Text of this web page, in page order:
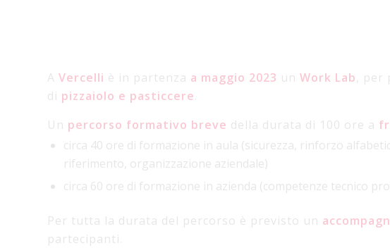
A Vercelli è in partenza a maggio 2023 un Work Lab ,
di pizzaiolo e pasticcere
Un percorso formativo breve della durata di 100 ore a
circa 40 ore di formazione in aula (sicurezza, rinforzo
riferimento, organizzazione aziendale)
circa 60 ore di formazione in azienda (competenze tecnico
Per tutta la durata del percorso è previsto un
partecipanti.